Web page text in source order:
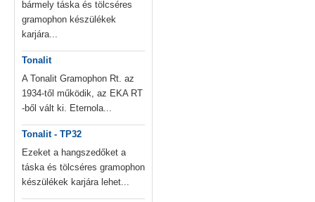
bármely táska és tölcséres
gramophon készülékek
karjára...
Tonalit
A Tonalit Gramophon Rt. az
1934-től működik, az EKA RT
-ből vált ki. Eternola...
Tonalit - TP32
Ezeket a hangszedőket a
táska és tölcséres gramophon
készülékek karjára lehet...